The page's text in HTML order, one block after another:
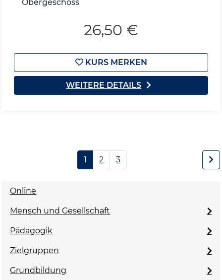
Obergeschoss
26,50 €
KURS MERKEN
WEITERE DETAILS
1 2 3
Online
Mensch und Gesellschaft
Pädagogik
Zielgruppen
Grundbildung